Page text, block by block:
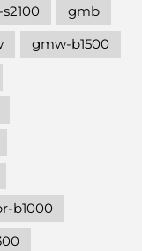
gmb
gmw-b1500
b1000